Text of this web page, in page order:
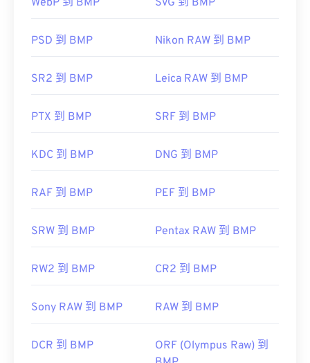
立 BMP 文件，例如
Adobe Illustrator。
CorelDRAW
Apple Photos ColorStrokes
初始發布日期：
1985 年 11 月 20 日
https://en.wikipedia.org/wiki/BMP_file_format
us/windows/win32/gdi/bitmaps
WebP 到 BMP SVG 到 BMP
PSD 到 BMP Nikon RAW 到 BMP
SR2 到 BMP Leica RAW 到 BMP
PTX 到 BMP SRF 到 BMP
KDC 到 BMP DNG 到 BMP
RAF 到 BMP PEF 到 BMP
SRW 到 BMP Pentax RAW 到 BMP
RW2 到 BMP CR2 到 BMP
Sony RAW 到 BMP RAW 到 BMP
DCR 到 BMP
ORF (Olympus Raw) 到